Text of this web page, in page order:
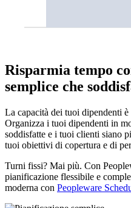
Risparmia tempo
semplice che
La capacità dei tuoi dipendenti
Organizza i tuoi dipendenti in
soddisfatte e i tuoi clienti siano
tuoi obiettivi di copertura e di
Turni fissi? Mai più. Con
pianificazione flessibile e
moderna con Peopleware